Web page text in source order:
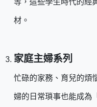
材。
家庭主婦系列
忙碌的家務、育兒的煩
婦的日常瑣事也能成為